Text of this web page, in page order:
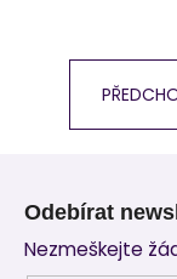
Odebírat
Nezmeškejte